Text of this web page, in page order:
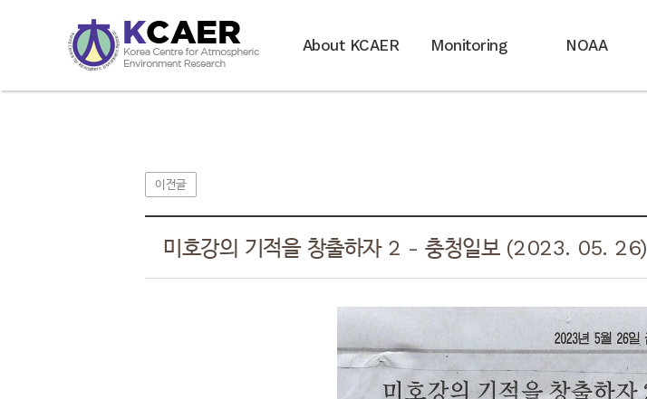
About KCAER Monitoring NOAA
이전글
미호강의 기적을 창출하자 2 - 충청일보 (2023. 05. 26)